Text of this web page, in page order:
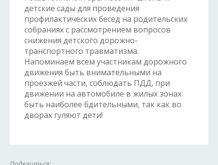
детские сады для проведения
профилактических бесед на родительских
собраниях с рассмотрением вопросов
снижения детского дорожно-
транспортного травматизма.
Напоминаем всем участникам дорожного
движения быть внимательными на
проезжей части, соблюдать ПДД, при
движении на автомобиле в жилых зонах
быть наиболее бдительными, так как во
дворах гуляют дети!